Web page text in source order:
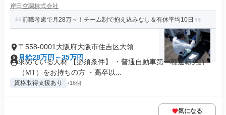
岸田空調株式会社
前職考慮で月28万～！チーム制で抱え込みなし＆有休平均10日
〒558-0001大阪府大阪市住吉区大領
月給28万円～35万円
求めている人材 【必須条件】 ・普通自動車第一種運転免許
（MT）をお持ちの方 ・高卒以...
資格取得支援あり +16個
気になる